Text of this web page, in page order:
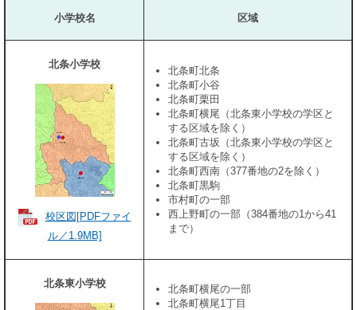
小学校名 区域
北条小学校
校区図[PDFファイ
ル／1.9MB]
北条町北条
北条町小谷
北条町栗田
北条町横尾（北条東小学校の学区と
する区域を除く）
北条町古坂（北条東小学校の学区と
する区域を除く）
北条町西南（377番地の2を除く）
北条町黒駒
市村町の一部
西上野町の一部（384番地の1から41
まで）
北条東小学校
北条町横尾の一部
北条町横尾1丁目